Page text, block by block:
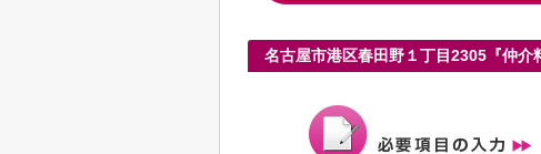
名古屋市港区春田野１丁目2305『仲